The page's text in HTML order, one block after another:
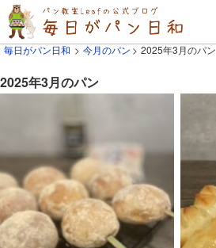
毎日がパン日和 今月のパン 2025年3月のパン
2025年3月のパン